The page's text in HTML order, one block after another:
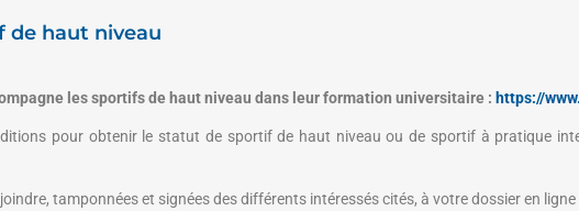
haut niveau
les sportifs de haut niveau dans leur formation universitaire : https://
pour obtenir le statut de sportif de haut niveau ou de sportif à pratique
tamponnées et signées des différents intéressés cités, à votre dossier en ligne